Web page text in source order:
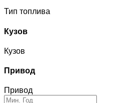
Тип топлива
Кузов
Кузов
Привод
Привод